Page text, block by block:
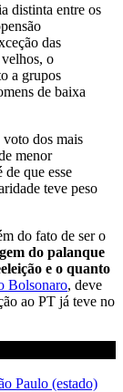
distinta entre os
das
o
a grupos
de baixa
voto dos mais
menor
que esse
teve peso
do fato de ser o
do palanque
e o quanto
Bolsonaro, deve
ao PT já teve no
Paulo (estado)